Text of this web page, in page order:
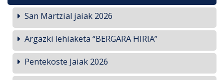
San Martzial jaiak 2026
Argazki lehiaketa “BERGARA HIRIA”
Pentekoste Jaiak 2026